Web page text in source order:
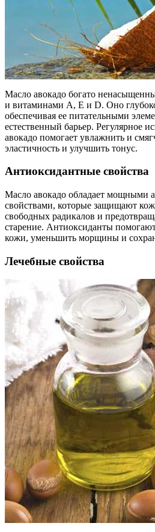
Масло авокадо богато
и витаминами A, E и D. Оно
обеспечивая ее питательными
естественный барьер. Регулярное
авокадо помогает увлажнить и
эластичность и улучшить тонус.
Антиоксидантные свойства
Масло авокадо обладает мощными
свойствами, которые защищают
свободных радикалов и
старение. Антиоксиданты
кожи, уменьшить морщины и
Лечебные свойства